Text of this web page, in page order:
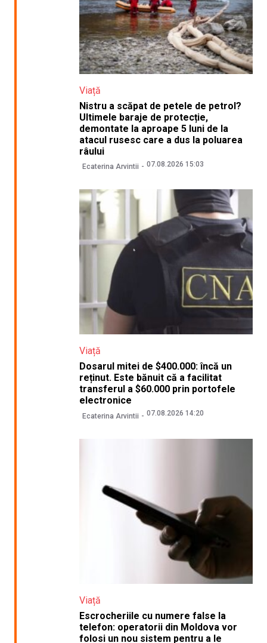
Viață
Nistru a scăpat de petele de petrol?
Ultimele baraje de protecție,
demontate la aproape 5 luni de la
atacul rusesc care a dus la poluarea
râului
Ecaterina Arvintii 07.08.2026 15:03
Viață
Dosarul mitei de $400.000: încă un
reținut. Este bănuit că a facilitat
transferul a $60.000 prin portofele
electronice
Ecaterina Arvintii 07.08.2026 14:20
Viață
Escrocheriile cu numere false la
telefon: operatorii din Moldova vor
folosi un nou sistem pentru a le